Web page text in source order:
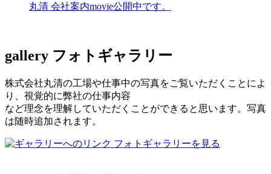
丸清 会社案内movie公開中です。
gallery フォトギャラリー
株式会社丸清の工場や仕事中の写真をご覧いただくことによ
り、視覚的に弊社の仕事内容
など理念を理解していただくことができると思います。写真
は随時追加されます。
フォトギャラリーを見る